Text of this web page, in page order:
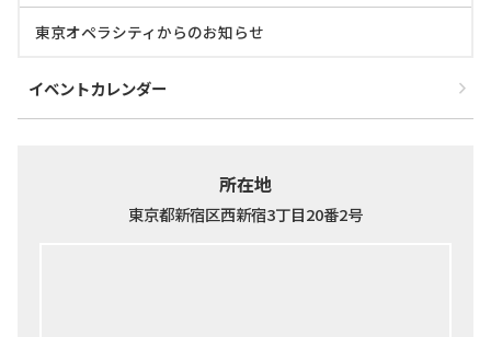
東京オペラシティからのお知らせ
イベントカレンダー
所在地
東京都新宿区西新宿3丁目20番2号